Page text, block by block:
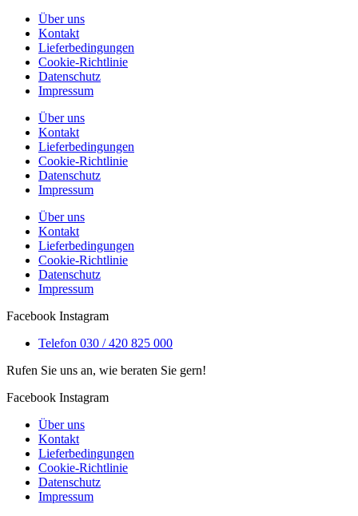
Über uns
Kontakt
Lieferbedingungen
Cookie-Richtlinie
Datenschutz
Impressum
Über uns
Kontakt
Lieferbedingungen
Cookie-Richtlinie
Datenschutz
Impressum
Über uns
Kontakt
Lieferbedingungen
Cookie-Richtlinie
Datenschutz
Impressum
Facebook Instagram
Telefon 030 / 420 825 000
Rufen Sie uns an, wie beraten Sie gern!
Facebook Instagram
Über uns
Kontakt
Lieferbedingungen
Cookie-Richtlinie
Datenschutz
Impressum